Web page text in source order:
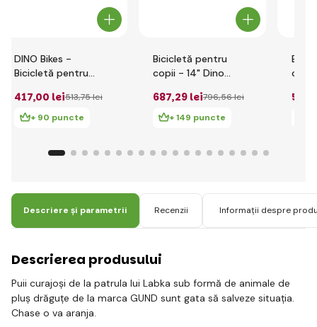
DINO Bikes -
Bicicletă pentru
Paw Patrol 2017
417,00 lei513,75 lei
+ 90 puncte
Bicicletă pentru
copii - 14" Dino
687,29 lei796,56 lei
+ 149 puncte
copii
526
Descriere și parametrii Recenzii Informații despre
Descrierea produsului
Puii curajoși de la patrula lui Labka sub formă de animale de
pluș drăguțe de la marca GUND sunt gata să salveze situația.
Chase o va aranja.